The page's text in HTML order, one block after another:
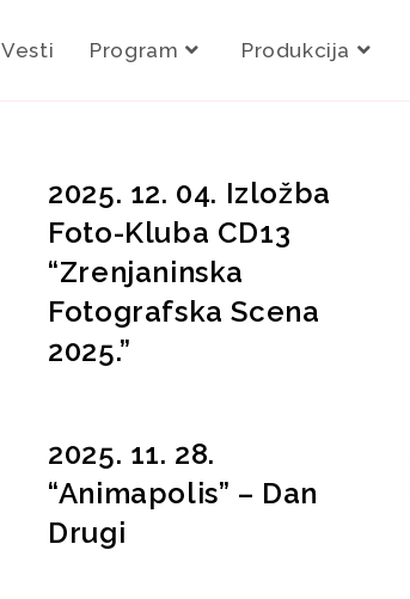
Vesti Program Produkcija
2025. 12. 04. Izložba
Foto-Kluba CD13
“Zrenjaninska
Fotografska Scena
2025.”
2025. 11. 28.
“Animapolis” – Dan
Drugi